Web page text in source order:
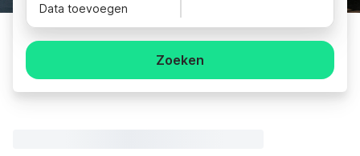
Data toevoegen
Zoeken